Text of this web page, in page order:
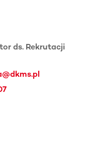
ds. Rekrutacji